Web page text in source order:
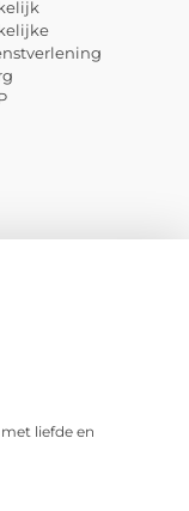
liefde en